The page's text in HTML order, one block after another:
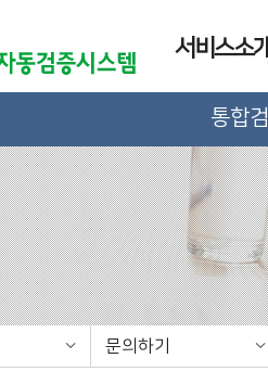
서비스소
통합
문의하기